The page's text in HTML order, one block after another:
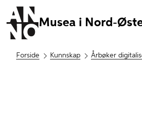
Musea i Nord-
Forside Kunnskap Årbøker